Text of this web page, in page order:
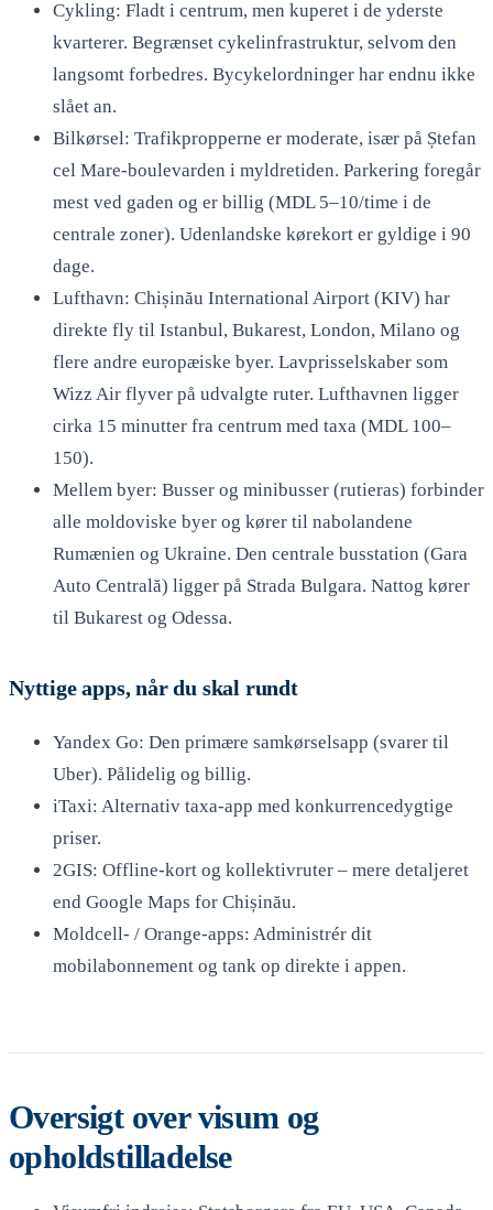
Cykling: Fladt i centrum, men kuperet i de yderste
kvarterer. Begrænset cykelinfrastruktur, selvom den
langsomt forbedres. Bycykelordninger har endnu ikke
slået an.
Bilkørsel: Trafikpropperne er moderate, især på Ștefan
cel Mare-boulevarden i myldretiden. Parkering foregår
mest ved gaden og er billig (MDL 5–10/time i de
centrale zoner). Udenlandske kørekort er gyldige i 90
dage.
Lufthavn: Chișinău International Airport (KIV) har
direkte fly til Istanbul, Bukarest, London, Milano og
flere andre europæiske byer. Lavprisselskaber som
Wizz Air flyver på udvalgte ruter. Lufthavnen ligger
cirka 15 minutter fra centrum med taxa (MDL 100–
150).
Mellem byer: Busser og minibusser (rutieras) forbinder
alle moldoviske byer og kører til nabolandene
Rumænien og Ukraine. Den centrale busstation (Gara
Auto Centrală) ligger på Strada Bulgara. Nattog kører
til Bukarest og Odessa.
Nyttige apps, når du skal rundt
Yandex Go: Den primære samkørselsapp (svarer til
Uber). Pålidelig og billig.
iTaxi: Alternativ taxa-app med konkurrencedygtige
priser.
2GIS: Offline-kort og kollektivruter – mere detaljeret
end Google Maps for Chișinău.
Moldcell- / Orange-apps: Administrér dit
mobilabonnement og tank op direkte i appen.
Oversigt over visum og
opholdstilladelse